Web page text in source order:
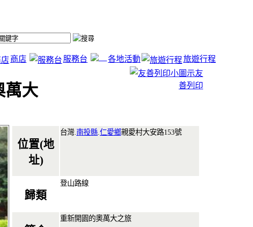
商店 服務台 各地活動 旅遊行程
萬大
友
善列印
位置(地
址)
台灣. 南投縣 仁愛鄉親愛村大安路153號
歸類
登山路線
重新開園的奧萬大之旅